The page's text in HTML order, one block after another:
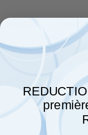
Produits